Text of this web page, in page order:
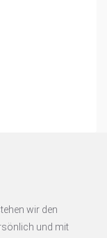
wir den
und mit